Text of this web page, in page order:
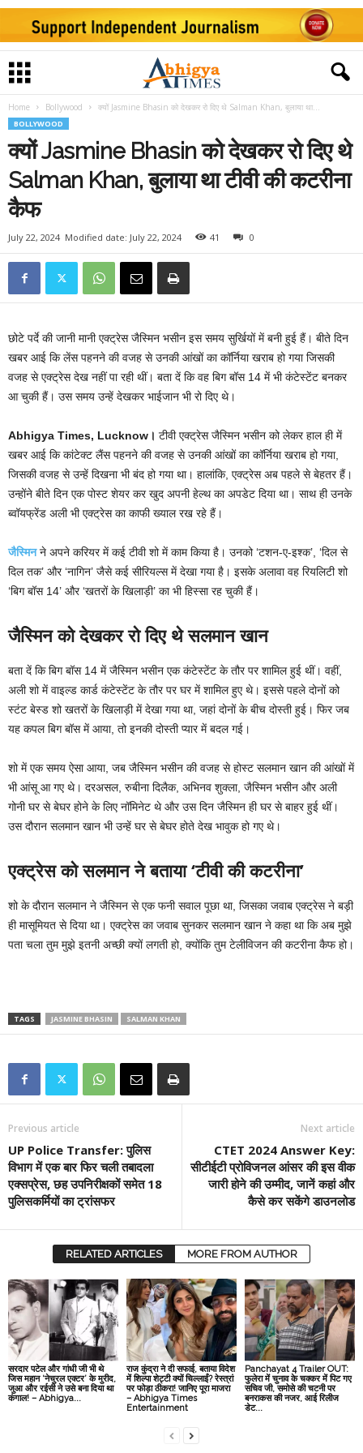
Home Bollywood क्यों Jasmine Bhasin को देखकर रो दिए थे Salman Khan, बुलाया था...
BOLLYWOOD
क्यों Jasmine Bhasin को देखकर रो दिए थे
Salman Khan, बुलाया था टीवी की कटरीना
कैफ
July 22, 2024 Modified date: July 22, 2024 41 0
छोटे पर्दे की जानी मानी एक्ट्रेस जैस्मिन भसीन इस समय सुर्खियों में बनी हुई हैं। बीते दिन
खबर आई कि लेंस पहनने की वजह से उनकी आंखों का कॉर्निया खराब हो गया जिसकी
वजह से एक्ट्रेस देख नहीं पा रही थीं। बता दें कि वह बिग बॉस 14 में भी कंटेस्टेंट बनकर
आ चुकी हैं। उस समय उन्हें देखकर भाईजान भी रो दिए थे।
Abhigya Times, Lucknow। टीवी एक्ट्रेस जैस्मिन भसीन को लेकर हाल ही में
खबर आई कि कांटेक्ट लैंस पहनने की वजह से उनकी आंखों का कॉर्निया खराब हो गया,
जिसकी वजह से उन्हें दिखना भी बंद हो गया था। हालांकि, एक्ट्रेस अब पहले से बेहतर हैं।
उन्होंने बीते दिन एक पोस्ट शेयर कर खुद अपनी हेल्थ का अपडेट दिया था। साथ ही उनके
ब्वॉयफ्रेंड अली भी एक्ट्रेस का काफी ख्याल रख रहे हैं।
जैस्मिनने अपने करियर में कई टीवी शो में काम किया है। उनको ‘टशन-ए-इश्क’, ‘दिल से
दिल तक’ और ‘नागिन’ जैसे कई सीरियल्स में देखा गया है। इसके अलावा वह रियलिटी शो
‘बिग बॉस 14’ और ‘खतरों के खिलाड़ी’ का भी हिस्सा रह चुकी हैं।
जैस्मिन को देखकर रो दिए थे सलमान खान
बता दें कि बिग बॉस 14 में जैस्मिन भसीन एक कंटेस्टेंट के तौर पर शामिल हुई थीं। वहीं,
अली शो में वाइल्ड कार्ड कंटेस्टेंट के तौर पर घर में शामिल हुए थे। इससे पहले दोनों को
स्टंट बेस्ड शो खतरों के खिलाड़ी में देखा गया था, जहां दोनों के बीच दोस्ती हुई। फिर जब
यह कपल बिग बॉस में आया, तो इनकी दोस्ती प्यार में बदल गई।
शो में एक समय ऐसा आया, जब जैस्मिन भसीन की वजह से होस्ट सलमान खान की आंखों में
भी आंसू आ गए थे। दरअसल, रुबीना दिलैक, अभिनव शुक्ला, जैस्मिन भसीन और अली
गोनी घर से बेघर होने के लिए नॉमिनेट थे और उस दिन जैस्मिन ही घर से बाहर हुई थीं।
उस दौरान सलमान खान भी उन्हें घर से बेघर होते देख भावुक हो गए थे।
एक्ट्रेस को सलमान ने बताया ‘टीवी की कटरीना’
शो के दौरान सलमान ने जैस्मिन से एक फनी सवाल पूछा था, जिसका जवाब एक्ट्रेस ने बड़ी
ही मासूमियत से दिया था। एक्ट्रेस का जवाब सुनकर सलमान खान ने कहा था कि अब मुझे
पता चला तुम मुझे इतनी अच्छी क्यों लगती हो, क्योंकि तुम टेलीविजन की कटरीना कैफ हो।
TAGS JASMINE BHASIN SALMAN KHAN
Previous article
UP Police Transfer: पुलिस
विभाग में एक बार फिर चली तबादला
एक्सप्रेस, छह उपनिरीक्षकों समेत 18
पुलिसकर्मियों का ट्रांसफर
Next article
CTET 2024 Answer Key:
सीटीईटी प्रोविजनल आंसर की इस वीक
जारी होने की उम्मीद, जानें कहां और
कैसे कर सकेंगे डाउनलोड
RELATED ARTICLES MORE FROM AUTHOR
सरदार पटेल और गांधी जी भी थे
जिस महान ‘नेचुरल एक्‍टर’ के मुरीद,
जुआ और रईसी ने उसे बना दिया था
कंगाल! – Abhigya...
राज कुंद्रा ने दी सफाई, बताया विदेश
में शिल्पा शेट्टी क्यों चिल्लाईं? रेस्त्रां
पर फोड़ा ठीकरा! जानिए पूरा माजरा
– Abhigya Times
Entertainment
Panchayat 4 Trailer OUT:
फुलेरा में चुनाव के चक्‍कर में पिट गए
सचिव जी, समोसे की चटनी पर
बनराकस की नजर, आई रिलीज
डेट...